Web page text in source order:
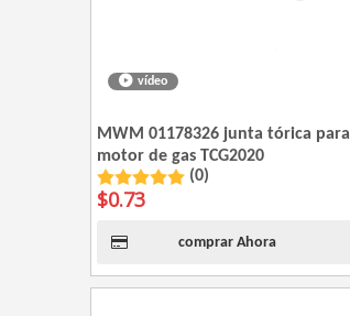
vídeo
MWM 01178326 junta tórica para
motor de gas TCG2020
(0)
$0.73
comprar Ahora